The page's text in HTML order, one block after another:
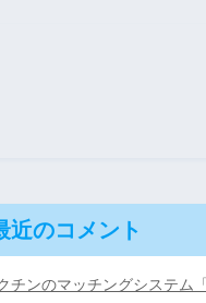
近のコメント
チンのマッチングシステム